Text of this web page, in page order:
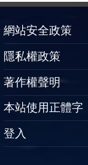
網站安全政策
隱私權政策
著作權聲明
本站使用正體字
登入